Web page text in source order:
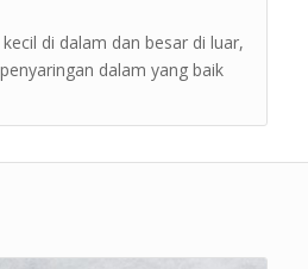
di dalam dan besar di luar,
dalam yang baik